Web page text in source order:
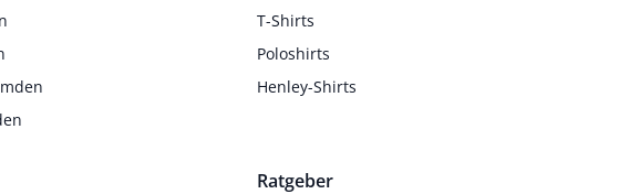
T-Shirts
Poloshirts
Henley-Shirts
Ratgeber